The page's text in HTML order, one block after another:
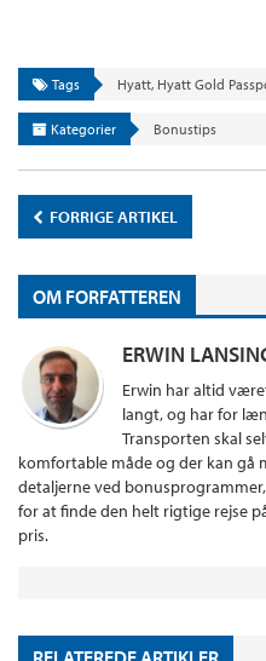
Tags Hyatt, Hyatt Gold
Kategorier Bonustips
FORRIGE ARTIKEL
OM FORFATTEREN
ERWIN
Erwin har altid
langt, og har for
Transporten skal
komfortable måde og der kan gå
detaljerne ved
for at finde den helt rigtige rejse
pris.